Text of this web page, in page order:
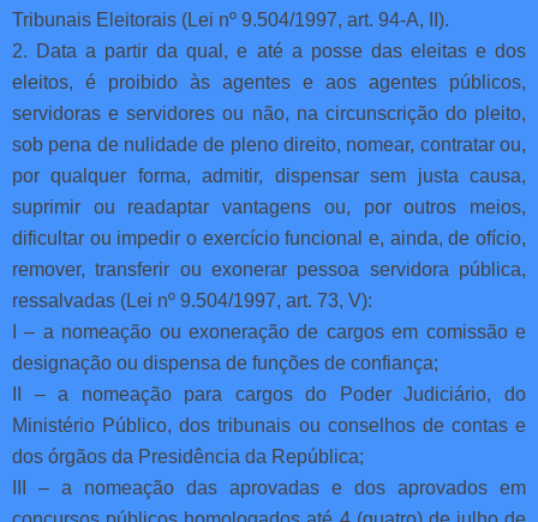
Tribunais Eleitorais (Lei nº 9.504/1997, art. 94-A, II).
2. Data a partir da qual, e até a posse das eleitas e dos
eleitos, é proibido às agentes e aos agentes públicos,
servidoras e servidores ou não, na circunscrição do pleito,
sob pena de nulidade de pleno direito, nomear, contratar ou,
por qualquer forma, admitir, dispensar sem justa causa,
suprimir ou readaptar vantagens ou, por outros meios,
dificultar ou impedir o exercício funcional e, ainda, de ofício,
remover, transferir ou exonerar pessoa servidora pública,
ressalvadas (Lei nº 9.504/1997, art. 73, V):
I – a nomeação ou exoneração de cargos em comissão e
designação ou dispensa de funções de confiança;
II – a nomeação para cargos do Poder Judiciário, do
Ministério Público, dos tribunais ou conselhos de contas e
dos órgãos da Presidência da República;
III – a nomeação das aprovadas e dos aprovados em